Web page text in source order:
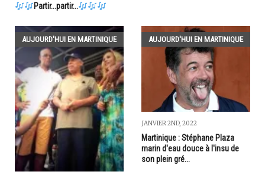
Partir...partir...
AUJOURD'HUI EN MARTINIQUE AUJOURD'HUI EN MARTINIQUE
JANVIER 2ND, 2022
Martinique : Stéphane Plaza
marin d'eau douce à l'insu de
son plein gré...